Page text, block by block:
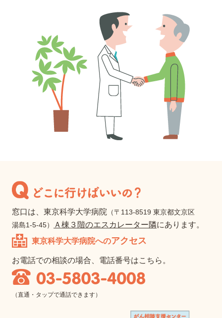
窓口は、 東京科学大学病院 （〒113-8519 東京都文京区
湯島1-5-45）
Ａ棟３階のエスカレーター隣にあります。
東京科学大学病院へのアクセス
お電話での相談の場合、 電話番号はこちら。
（直通 ・タップで通話できます）